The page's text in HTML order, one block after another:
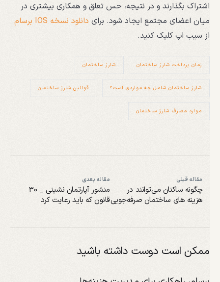
اشتراک بگذارند و در نتیجه، حس تعلق و همکاری بیشتری در
میان اعضای مجتمع ایجاد شود. برایدانلود نسخه IOS برسام
از سیب اپ کلیک کنید.
زمان پرداخت شارژ ساختمان شارژ ساختمان
شارژ ساختمان شامل چه مواردی است؟ قوانین شارژ ساختمان
موارد مصرف شارژ ساختمان
مقاله قبلی
چگونه ساکنان می‌توانند در
هزینه های ساختمان صرفه‌جویی
مقاله بعدی
منشور آپارتمان نشینی _ 30
قانون که باید رعایت کرد
ممکن است دوست داشته باشید